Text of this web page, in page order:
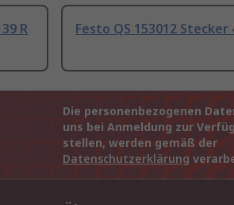
R Festo QS 153012 Stecker
Die personenbezogenen
uns bei Anmeldung zur
stellen, werden gemäß der
Datenschutzerklärung